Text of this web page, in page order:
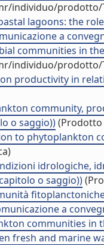
individuo/prodotto/
lagoons: the
a
communities in
individuo/prodotto/
productivity in
community,
o saggio))(Prodotto
to phytoplankton
idrologiche,
o saggio))
a
communities in
fresh and marine